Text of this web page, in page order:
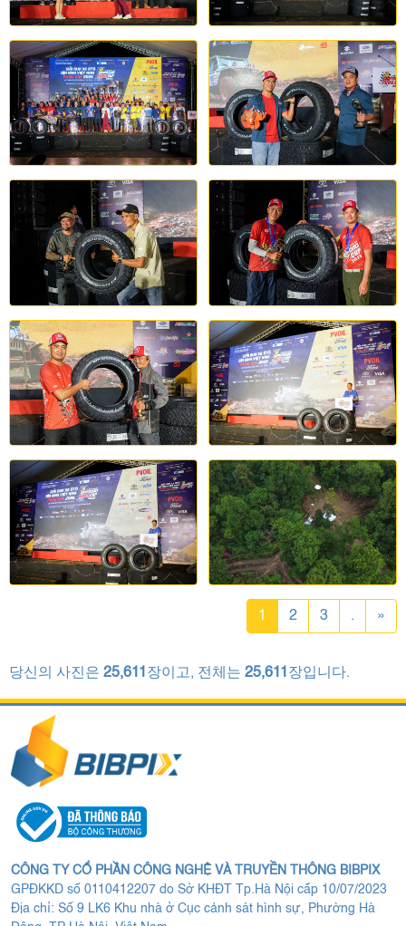
1 2 3 . »
당신의 사진은 25,611장이고, 전체는 25,611장입니다.
CÔNG TY CỔ PHẦN CÔNG NGHỆ VÀ TRUYỀN THÔNG BIBPIX
GPĐKKD số 0110412207 do Sở KHĐT Tp.Hà Nội cấp 10/07/2023
Địa chỉ: Số 9 LK6 Khu nhà ở Cục cảnh sát hình sự, Phường Hà